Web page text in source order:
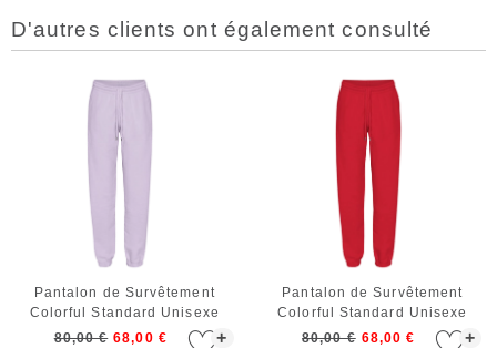
D'autres clients ont également consulté
+
Pantalon de Survêtement
Colorful Standard Unisexe
Organic Sweatpants Soft
80,00 € 68,00 € +
Pantalon de Survêtement
Colorful Standard Unisexe
Organic Sweatpants Scarlet
80,00 € 68,00 €